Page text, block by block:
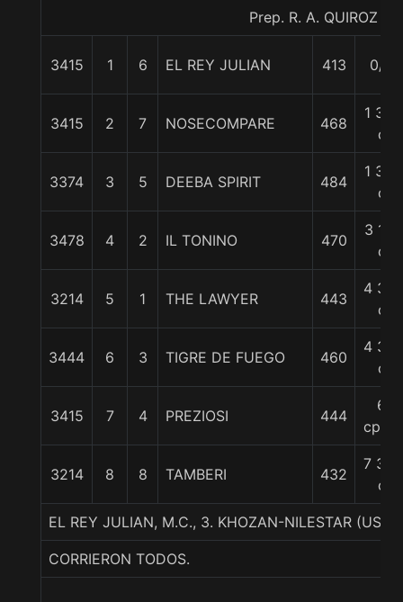
Prep. R. A. QUIROZ S.
3415 1 6 EL REY JULIAN 413 0/0
3415 2 7 NOSECOMPARE 468
1 3/4
c
3374 3 5 DEEBA SPIRIT 484
1 3/4
c
3478 4 2 IL TONINO 470
3 1/2
c
3214 5 1 THE LAWYER 443
4 3/4
c
3444 6 3 TIGRE DE FUEGO 460
4 3/4
c
3415 7 4 PREZIOSI 444
6
cpos.
3214 8 8 TAMBERI 432
7 3/4
c
EL REY JULIAN, M.C., 3. KHOZAN-NILESTAR
CORRIERON TODOS.